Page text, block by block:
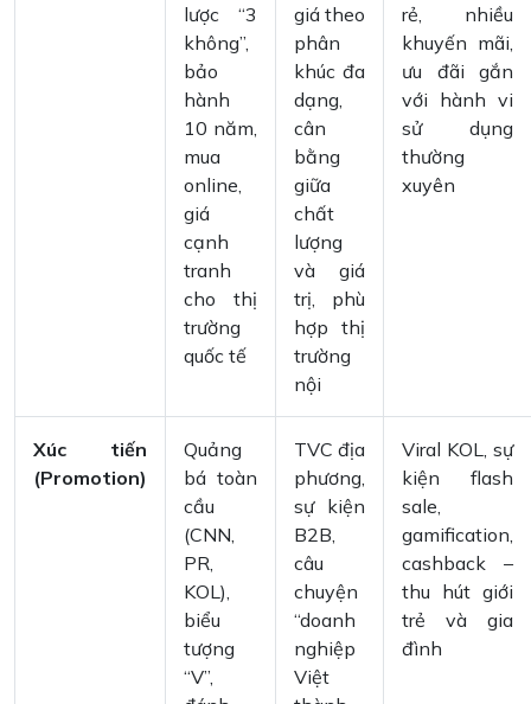
lược “3
không”,
bảo
hành
10 năm,
mua
online,
giá
cạnh
tranh
cho thị
trường
quốc tế
giá theo
phân
khúc đa
dạng,
cân
bằng
giữa
chất
lượng
và giá
trị, phù
hợp thị
trường
nội
rẻ, nhiều
khuyến mãi,
ưu đãi gắn
với hành vi
sử dụng
thường
xuyên
Xúc tiến
(Promotion)
Quảng
bá toàn
cầu
(CNN,
PR,
KOL),
biểu
tượng
“V”,
TVC địa
phương,
sự kiện
B2B,
câu
chuyện
“doanh
nghiệp
Việt
Viral KOL, sự
kiện flash
sale,
gamification,
cashback –
thu hút giới
trẻ và gia
đình